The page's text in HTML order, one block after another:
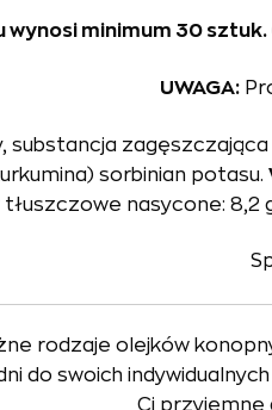
wynosi minimum 30
UWAGA:
substancja
sorbinian potasu.
tłuszczowe nasycone: 8,2
rodzaje olejków
do swoich
Ci przyjemne